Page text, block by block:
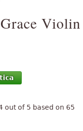
Violin
out of 5 based on 65